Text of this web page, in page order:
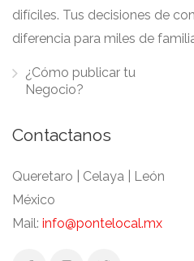
difíciles. Tus decisiones de
diferencia para miles de
¿Cómo publicar tu
Negocio?
Contactanos
Queretaro | Celaya | León
México
Mail: info@pontelocal.mx